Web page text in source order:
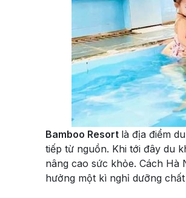
Bamboo Resort là địa điểm
tiếp từ nguồn. Khi tới đây du
nâng cao sức khỏe. Cách Hà
hưởng một kì nghỉ dưỡng